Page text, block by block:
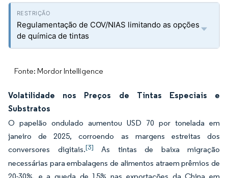
Regulamentação de COV/NIAS limitando as opções
de química de tintas
Fonte: Mordor Intelligence
Volatilidade nos Preços de Tintas Especiais e
Substratos
O papelão ondulado aumentou USD 70 por tonelada em
janeiro de 2025, corroendo as margens estreitas dos
conversores digitais.[3] As tintas de baixa migração
necessárias para embalagens de alimentos atraem prêmios de